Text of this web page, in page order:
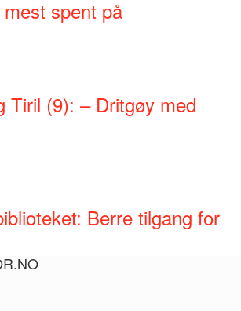
spent på
Tiril (9): – Dritgøy med
Berre tilgang for